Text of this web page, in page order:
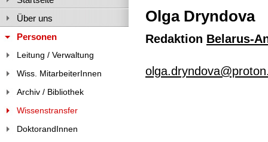
Olga Dryndova
Redaktion Belarus-
Über uns
Personen
Leitung / Verwaltung
Wiss. MitarbeiterInnen
Archiv / Bibliothek
Wissenstransfer
DoktorandInnen